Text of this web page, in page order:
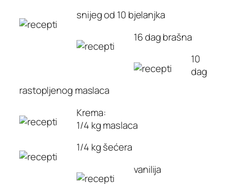
snijeg od 10 bjelanjka
16 dag brašna
10
dag
rastopljenog maslaca
Krema:
1/4 kg maslaca
1/4 kg šećera
vanilija